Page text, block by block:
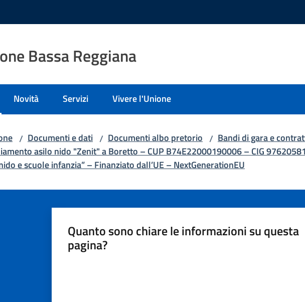
Bassa Reggiana
Novità Servizi Vivere l'Unione
/ Documenti e dati / Documenti albo pretorio / Bandi di gara e
asilo nido "Zenit" a Boretto – CUP B74E22000190006 – CIG
e scuole infanzia” – Finanziato dall’UE – NextGenerationEU
Quanto sono chiare le informazioni su questa
pagina?